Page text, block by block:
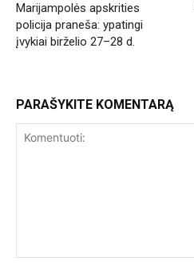
Marijampolės apskrities
policija praneša: ypatingi
įvykiai birželio 27–28 d.
PARAŠYKITE KOMENTARĄ